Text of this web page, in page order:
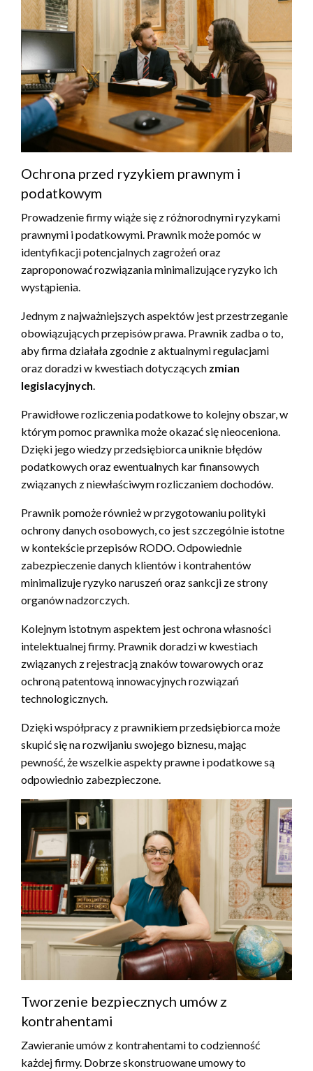
Ochrona przed ryzykiem prawnym i
podatkowym
Prowadzenie firmy wiąże się z różnorodnymi ryzykami
prawnymi i podatkowymi. Prawnik może pomóc w
identyfikacji potencjalnych zagrożeń oraz
zaproponować rozwiązania minimalizujące ryzyko ich
wystąpienia.
Jednym z najważniejszych aspektów jest przestrzeganie
obowiązujących przepisów prawa. Prawnik zadba o to,
aby firma działała zgodnie z aktualnymi regulacjami
oraz doradzi w kwestiach dotyczących zmian
legislacyjnych.
Prawidłowe rozliczenia podatkowe to kolejny obszar, w
którym pomoc prawnika może okazać się nieoceniona.
Dzięki jego wiedzy przedsiębiorca uniknie błędów
podatkowych oraz ewentualnych kar finansowych
związanych z niewłaściwym rozliczaniem dochodów.
Prawnik pomoże również w przygotowaniu polityki
ochrony danych osobowych, co jest szczególnie istotne
w kontekście przepisów RODO. Odpowiednie
zabezpieczenie danych klientów i kontrahentów
minimalizuje ryzyko naruszeń oraz sankcji ze strony
organów nadzorczych.
Kolejnym istotnym aspektem jest ochrona własności
intelektualnej firmy. Prawnik doradzi w kwestiach
związanych z rejestracją znaków towarowych oraz
ochroną patentową innowacyjnych rozwiązań
technologicznych.
Dzięki współpracy z prawnikiem przedsiębiorca może
skupić się na rozwijaniu swojego biznesu, mając
pewność, że wszelkie aspekty prawne i podatkowe są
odpowiednio zabezpieczone.
Tworzenie bezpiecznych umów z
kontrahentami
Zawieranie umów z kontrahentami to codzienność
każdej firmy. Dobrze skonstruowane umowy to